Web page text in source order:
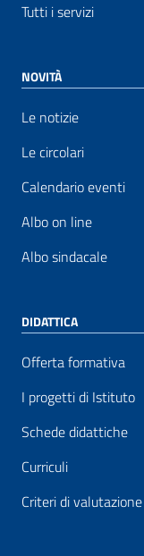
Tutti i servizi
NOVITÀ
Le notizie
Le circolari
Calendario eventi
Albo on line
Albo sindacale
DIDATTICA
Offerta formativa
I progetti di Istituto
Schede didattiche
Curriculi
Criteri di valutazione